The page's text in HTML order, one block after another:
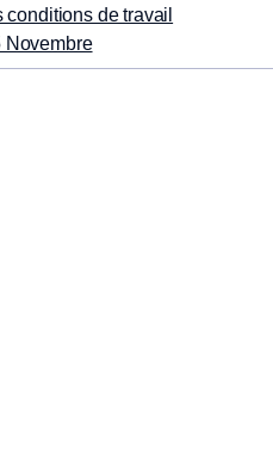
de travail
Novembre